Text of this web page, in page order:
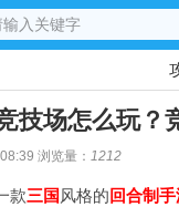
技场怎么玩？
浏览量： 1212
款三国 风格的 回合制手